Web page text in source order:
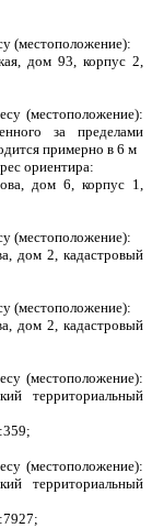
(местоположение):
дом 93, корпус 2,
(местоположение):
за пределами
примерно в 6 м
ориентира:
дом 6, корпус 1,
(местоположение):
дом 2, кадастровый
(местоположение):
дом 2, кадастровый
(местоположение):
территориальный
(местоположение):
территориальный